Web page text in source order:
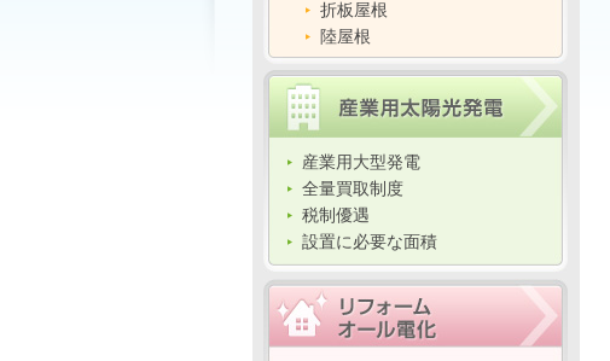
折板屋根
陸屋根
産業用大型発電
全量買取制度
税制優遇
設置に必要な面積